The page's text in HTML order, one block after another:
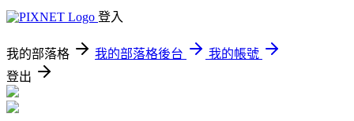
登入
我的部落格 我的部落格後台
我的帳號
登出